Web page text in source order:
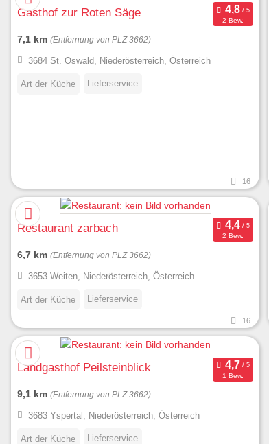
Gasthof zur Roten Säge
2 Bew.
7,1 km (Entfernung von PLZ 3662)
3684 St. Oswald, Niederösterreich, Österreich
Art der Küche Lieferservice
16
Restaurant zarbach
2 Bew.
6,7 km (Entfernung von PLZ 3662)
3653 Weiten, Niederösterreich, Österreich
Art der Küche Lieferservice
16
Landgasthof Peilsteinblick
1 Bew.
9,1 km (Entfernung von PLZ 3662)
3683 Yspertal, Niederösterreich, Österreich
Art der Küche Lieferservice